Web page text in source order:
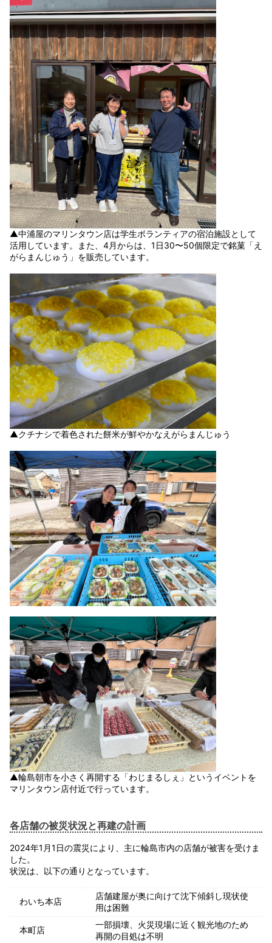
▲中浦屋のマリンタウン店は学生ボランティアの宿泊施設として
活用しています。また、4月からは、1日30〜50個限定で銘菓「え
がらまんじゅう」を販売しています。
▲クチナシで着色された餅米が鮮やかなえがらまんじゅう
▲輪島朝市を小さく再開する「わじまるしぇ」というイベントを
マリンタウン店付近で行っています。
各店舗の被災状況と再建の計画
2024年1月1日の震災により、主に輪島市内の店舗が被害を受けま
した。
状況は、以下の通りとなっています。
わいち本店
店舗建屋が奥に向けて沈下傾斜し現状使
用は困難
本町店
一部損壊、火災現場に近く観光地のため
再開の目処は不明